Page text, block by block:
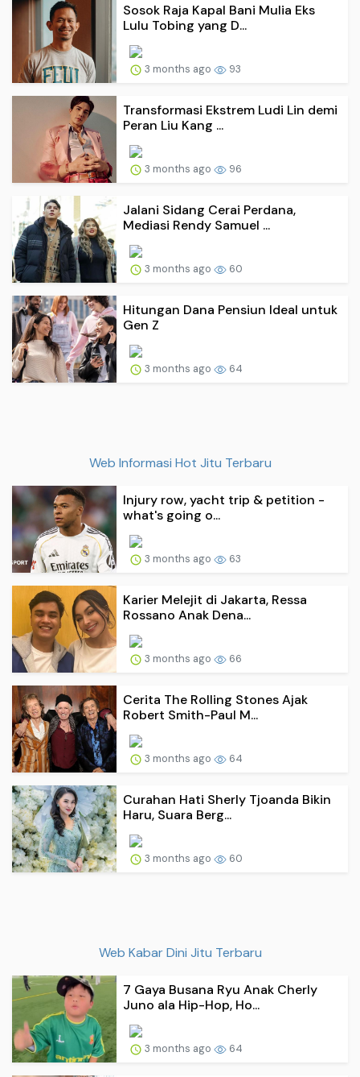
Sosok Raja Kapal Bani Mulia Eks
Lulu Tobing yang D...
3 months ago 93
Transformasi Ekstrem Ludi Lin demi
Peran Liu Kang ...
3 months ago 96
Jalani Sidang Cerai Perdana,
Mediasi Rendy Samuel ...
3 months ago 60
Hitungan Dana Pensiun Ideal untuk
Gen Z
3 months ago 64
Web Informasi Hot Jitu Terbaru
Injury row, yacht trip & petition -
what's going o...
3 months ago 63
Karier Melejit di Jakarta, Ressa
Rossano Anak Dena...
3 months ago 66
Cerita The Rolling Stones Ajak
Robert Smith-Paul M...
3 months ago 64
Curahan Hati Sherly Tjoanda Bikin
Haru, Suara Berg...
3 months ago 60
Web Kabar Dini Jitu Terbaru
7 Gaya Busana Ryu Anak Cherly
Juno ala Hip-Hop, Ho...
3 months ago 64